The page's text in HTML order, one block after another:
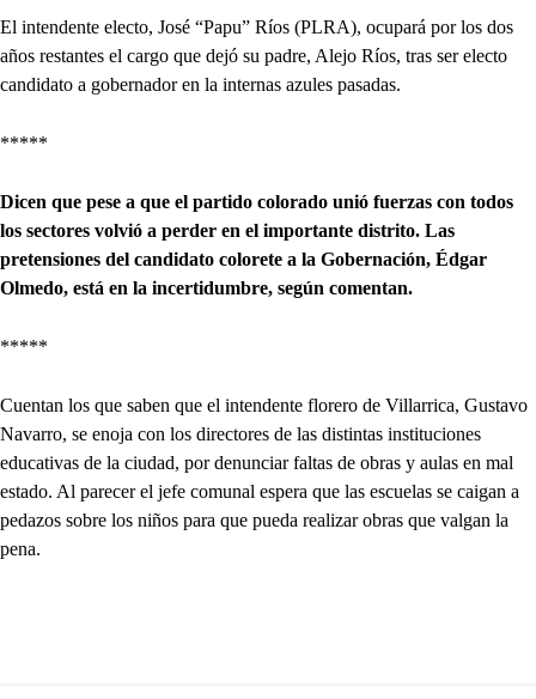
El intendente electo, José “Papu” Ríos (PLRA), ocupará por los dos
años restantes el cargo que dejó su padre, Alejo Ríos, tras ser electo
candidato a gobernador en la internas azules pasadas.
*****
Dicen que pese a que el partido colorado unió fuerzas con todos
los sectores volvió a perder en el importante distrito. Las
pretensiones del candidato colorete a la Gobernación, Édgar
Olmedo, está en la incertidumbre, según comentan.
*****
Cuentan los que saben que el intendente florero de Villarrica, Gustavo
Navarro, se enoja con los directores de las distintas instituciones
educativas de la ciudad, por denunciar faltas de obras y aulas en mal
estado. Al parecer el jefe comunal espera que las escuelas se caigan a
pedazos sobre los niños para que pueda realizar obras que valgan la
pena.